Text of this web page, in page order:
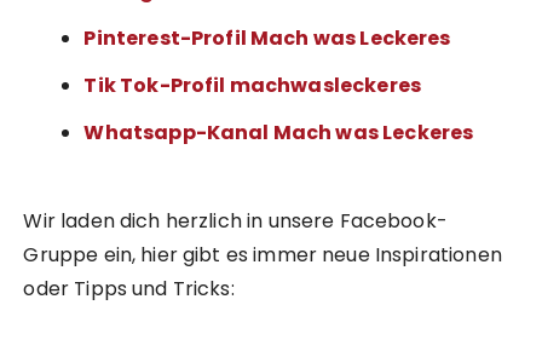
Pinterest-Profil Mach was Leckeres
Tik Tok-Profil machwasleckeres
Whatsapp-Kanal Mach was Leckeres
Wir laden dich herzlich in unsere Facebook-
Gruppe ein, hier gibt es immer neue Inspirationen
oder Tipps und Tricks: